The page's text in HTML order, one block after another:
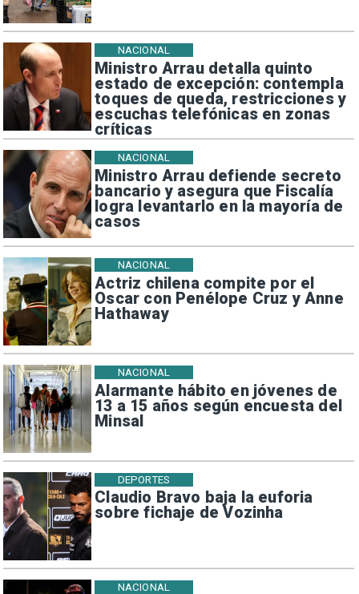
Ministro Arrau detalla quinto
estado de excepción: contempla
toques de queda, restricciones y
escuchas telefónicas en zonas
críticas
NACIONAL
Ministro Arrau defiende secreto
bancario y asegura que Fiscalía
logra levantarlo en la mayoría de
casos
NACIONAL
Actriz chilena compite por el
Oscar con Penélope Cruz y Anne
Hathaway
NACIONAL
Alarmante hábito en jóvenes de
13 a 15 años según encuesta del
Minsal
NACIONAL
Claudio Bravo baja la euforia
sobre fichaje de Vozinha
DEPORTES
NACIONAL